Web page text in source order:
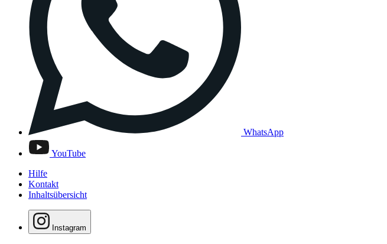
WhatsApp
YouTube
Hilfe
Kontakt
Inhaltsübersicht
Instagram